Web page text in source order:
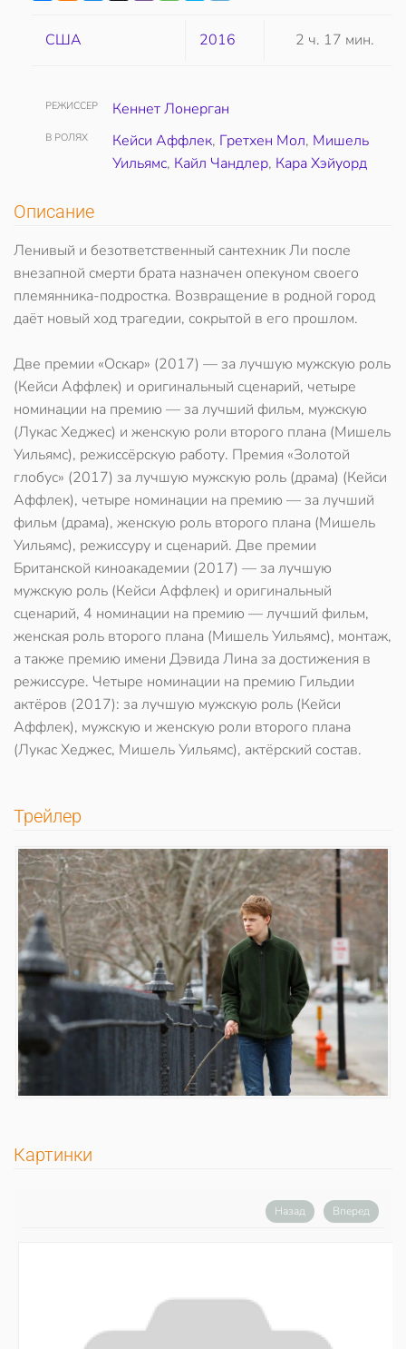
США 2016 2 ч. 17 мин.
РЕЖИССЕР Кеннет Лонерган
В РОЛЯХ Кейси Аффлек, Гретхен Мол, Мишель
Уильямс, Кайл Чандлер, Кара Хэйуорд
Описание
Ленивый и безответственный сантехник Ли после
внезапной смерти брата назначен опекуном своего
племянника-подростка. Возвращение в родной город
даёт новый ход трагедии, сокрытой в его прошлом.
Две премии «Оскар» (2017) — за лучшую мужскую роль
(Кейси Аффлек) и оригинальный сценарий, четыре
номинации на премию — за лучший фильм, мужскую
(Лукас Хеджес) и женскую роли второго плана (Мишель
Уильямс), режиссёрскую работу. Премия «Золотой
глобус» (2017) за лучшую мужскую роль (драма) (Кейси
Аффлек), четыре номинации на премию — за лучший
фильм (драма), женскую роль второго плана (Мишель
Уильямс), режиссуру и сценарий. Две премии
Британской киноакадемии (2017) — за лучшую
мужскую роль (Кейси Аффлек) и оригинальный
сценарий, 4 номинации на премию — лучший фильм,
женская роль второго плана (Мишель Уильямс), монтаж,
а также премию имени Дэвида Лина за достижения в
режиссуре. Четыре номинации на премию Гильдии
актёров (2017): за лучшую мужскую роль (Кейси
Аффлек), мужскую и женскую роли второго плана
(Лукас Хеджес, Мишель Уильямс), актёрский состав.
Трейлер
Картинки
Назад Вперед